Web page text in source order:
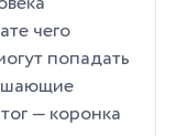
чего
попадать
— коронка